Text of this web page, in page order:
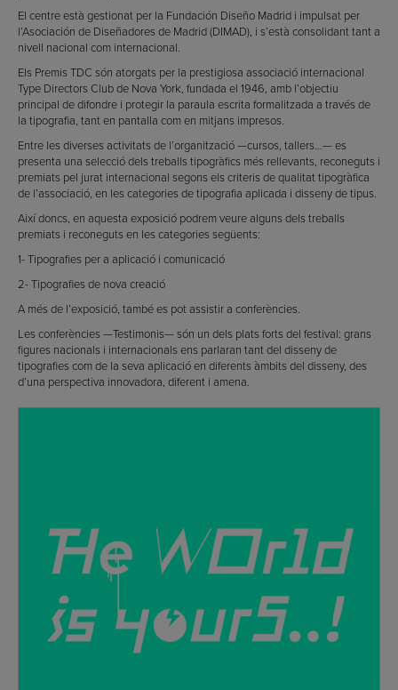
El centre està gestionat per la Fundación Diseño Madrid i impulsat per
l’Asociación de Diseñadores de Madrid (DIMAD), i s’està consolidant tant a
nivell nacional com internacional.
Els Premis TDC són atorgats per la prestigiosa associació internacional
Type Directors Club de Nova York, fundada el 1946, amb l’objectiu
principal de difondre i protegir la paraula escrita formalitzada a través de
la tipografia, tant en pantalla com en mitjans impresos.
Entre les diverses activitats de l’organització —cursos, tallers…— es
presenta una selecció dels treballs tipogràfics més rellevants, reconeguts i
premiats pel jurat internacional segons els criteris de qualitat tipogràfica
de l’associació, en les categories de tipografia aplicada i disseny de tipus.
Així doncs, en aquesta exposició podrem veure alguns dels treballs
premiats i reconeguts en les categories següents:
1- Tipografies per a aplicació i comunicació
2- Tipografies de nova creació
A més de l’exposició, també es pot assistir a conferències.
Les conferències —Testimonis— són un dels plats forts del festival: grans
figures nacionals i internacionals ens parlaran tant del disseny de
tipografies com de la seva aplicació en diferents àmbits del disseny, des
d’una perspectiva innovadora, diferent i amena.